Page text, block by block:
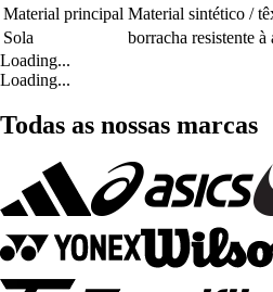
Material principal Material sintético /
Sola
borracha resistente à
Loading...
Loading...
Todas as nossas marcas